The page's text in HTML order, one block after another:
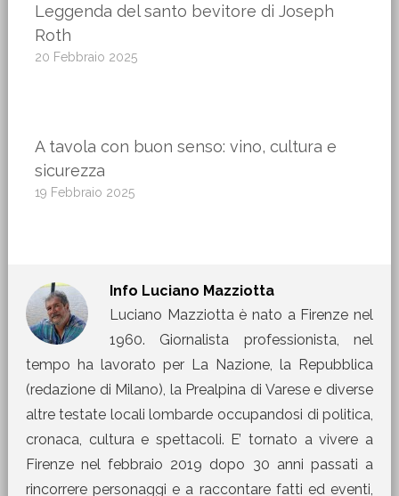
Leggenda del santo bevitore di Joseph
Roth
20 Febbraio 2025
A tavola con buon senso: vino, cultura e
sicurezza
19 Febbraio 2025
Info Luciano Mazziotta
Luciano Mazziotta è nato a Firenze nel
1960. Giornalista professionista, nel
tempo ha lavorato per La Nazione, la Repubblica
(redazione di Milano), la Prealpina di Varese e diverse
altre testate locali lombarde occupandosi di politica,
cronaca, cultura e spettacoli. E’ tornato a vivere a
Firenze nel febbraio 2019 dopo 30 anni passati a
rincorrere personaggi e a raccontare fatti ed eventi,